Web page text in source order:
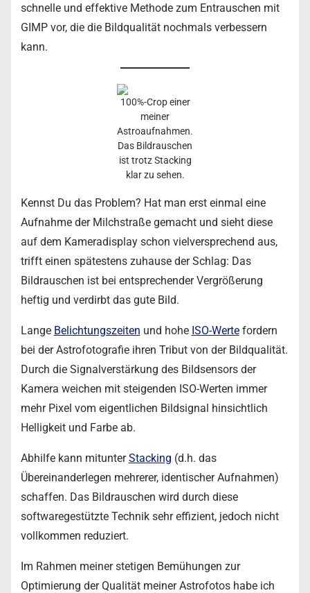
schnelle und effektive Methode zum Entrauschen mit
GIMP vor, die die Bildqualität nochmals verbessern
kann.
100%-Crop einer
meiner
Astroaufnahmen.
Das Bildrauschen
ist trotz Stacking
klar zu sehen.
Kennst Du das Problem? Hat man erst einmal eine
Aufnahme der Milchstraße gemacht und sieht diese
auf dem Kameradisplay schon vielversprechend aus,
trifft einen spätestens zuhause der Schlag: Das
Bildrauschen ist bei entsprechender Vergrößerung
heftig und verdirbt das gute Bild.
Lange Belichtungszeiten und hohe ISO-Wertefordern
bei der Astrofotografie ihren Tribut von der Bildqualität.
Durch die Signalverstärkung des Bildsensors der
Kamera weichen mit steigenden ISO-Werten immer
mehr Pixel vom eigentlichen Bildsignal hinsichtlich
Helligkeit und Farbe ab.
Abhilfe kann mitunterStacking (d.h. das
Übereinanderlegen mehrerer, identischer Aufnahmen)
schaffen. Das Bildrauschen wird durch diese
softwaregestützte Technik sehr effizient, jedoch nicht
vollkommen reduziert.
Im Rahmen meiner stetigen Bemühungen zur
Optimierung der Qualität meiner Astrofotos habe ich